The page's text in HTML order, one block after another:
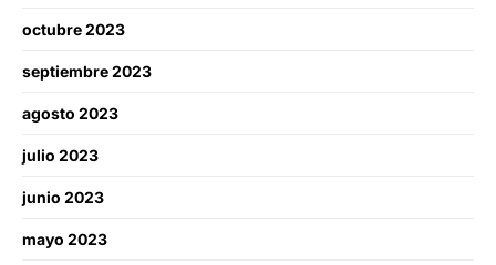
octubre 2023
septiembre 2023
agosto 2023
julio 2023
junio 2023
mayo 2023